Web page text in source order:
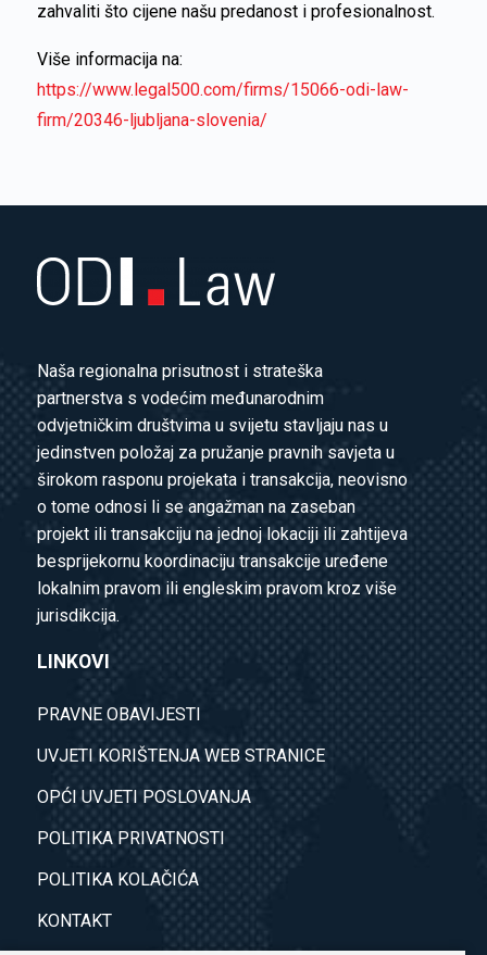
zahvaliti što cijene našu predanost i profesionalnost.
Više informacija na:
https://www.legal500.com/firms/15066-odi-law-
firm/20346-ljubljana-slovenia/
Naša regionalna prisutnost i strateška
partnerstva s vodećim međunarodnim
odvjetničkim društvima u svijetu stavljaju nas u
jedinstven položaj za pružanje pravnih savjeta u
širokom rasponu projekata i transakcija, neovisno
o tome odnosi li se angažman na zaseban
projekt ili transakciju na jednoj lokaciji ili zahtijeva
besprijekornu koordinaciju transakcije uređene
lokalnim pravom ili engleskim pravom kroz više
jurisdikcija.
LINKOVI
PRAVNE OBAVIJESTI
UVJETI KORIŠTENJA WEB STRANICE
OPĆI UVJETI POSLOVANJA
POLITIKA PRIVATNOSTI
POLITIKA KOLAČIĆA
KONTAKT